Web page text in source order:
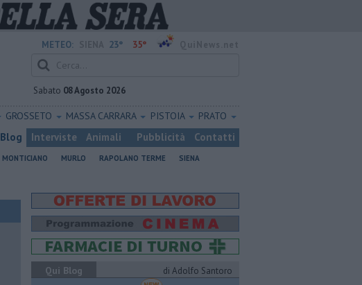
METEO: 23° 35°
Sabato 08 Agosto 2026
GROSSETO MASSA CARRARA PISTOIA PRATO
Blog Interviste Animali Pubblicità Contatti
MONTICIANO MURLO RAPOLANO TERME
SIENA
Qui Blog
di Adolfo Santoro